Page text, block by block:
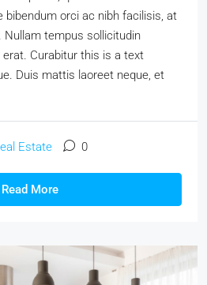
bibendum orci ac nibh facilisis, at
Nullam tempus sollicitudin
Curabitur this is a text
Duis mattis laoreet neque, et
Estate 0
Read More